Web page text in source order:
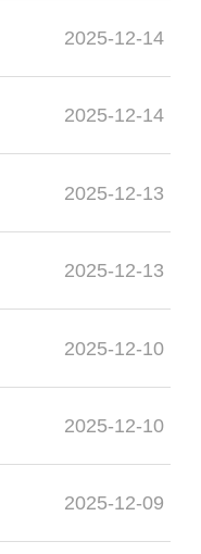
2025-12-14
2025-12-14
2025-12-13
2025-12-13
2025-12-10
2025-12-10
2025-12-09